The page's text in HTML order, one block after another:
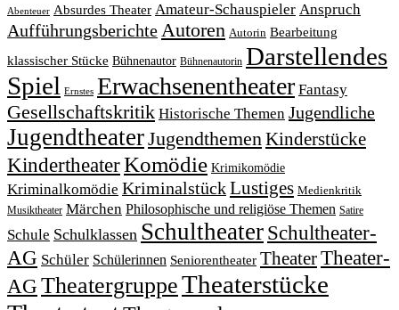
Abenteuer Absurdes Theater Amateur-Schauspieler Anspruch
AufführungsberichteAutoren Autorin Bearbeitung
klassischer Stücke Bühnenautor Bühnenautorin Darstellendes
Spiel Ernstes Erwachsenentheater Fantasy
Gesellschaftskritik Historische Themen Jugendliche
JugendtheaterJugendthemenKinderstücke
KindertheaterKomödie Krimikomödie
Kriminalkomödie KriminalstückLustiges Medienkritik
Musiktheater Märchen Philosophische und religiöse Themen Satire
Schule Schulklassen Schultheater Schultheater-
AG Schüler Schülerinnen Seniorentheater TheaterTheater-
AGTheatergruppeTheaterstücke